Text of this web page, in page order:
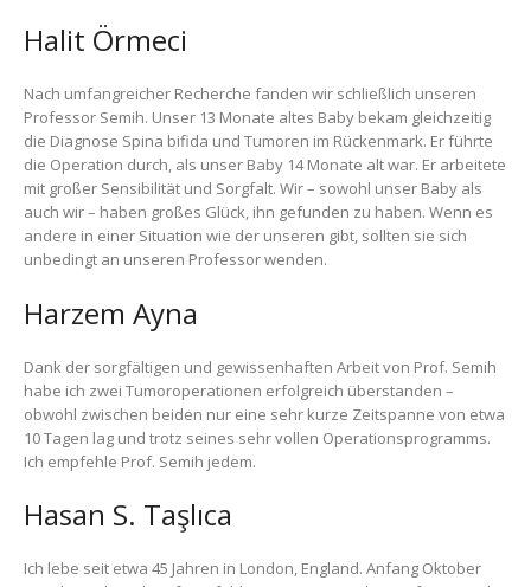
Halit Örmeci
Nach umfangreicher Recherche fanden wir schließlich unseren
Professor Semih. Unser 13 Monate altes Baby bekam gleichzeitig
die Diagnose Spina bifida und Tumoren im Rückenmark. Er führte
die Operation durch, als unser Baby 14 Monate alt war. Er arbeitete
mit großer Sensibilität und Sorgfalt. Wir – sowohl unser Baby als
auch wir – haben großes Glück, ihn gefunden zu haben. Wenn es
andere in einer Situation wie der unseren gibt, sollten sie sich
unbedingt an unseren Professor wenden.
Harzem Ayna
Dank der sorgfältigen und gewissenhaften Arbeit von Prof. Semih
habe ich zwei Tumoroperationen erfolgreich überstanden –
obwohl zwischen beiden nur eine sehr kurze Zeitspanne von etwa
10 Tagen lag und trotz seines sehr vollen Operationsprogramms.
Ich empfehle Prof. Semih jedem.
Hasan S. Taşlıca
Ich lebe seit etwa 45 Jahren in London, England. Anfang Oktober